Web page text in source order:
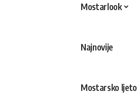
Mostarlook
Najnovije
Mostarsko ljeto